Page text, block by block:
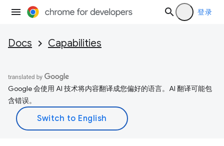
登录
Docs Capabilities
Google 会使用 AI 技术将内容翻译成您偏好的语言。AI 翻译可能包
含错误。